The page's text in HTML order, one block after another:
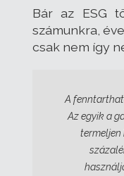
Bár az ESG
számunkra,
csak nem így
A
Az egyik a
termeljen